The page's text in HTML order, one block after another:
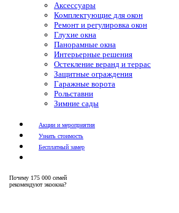
Аксессуары
Комплектующие для окон
Ремонт и регулировка окон
Глухие окна
Панорамные окна
Интерьерные решения
Остекление веранд и террас
Защитные ограждения
Гаражные ворота
Рольставни
Зимние сады
Акции и мероприятия
Узнать стоимость
Бесплатный замер
Почему 175 000 семей
рекомендуют экоокна?